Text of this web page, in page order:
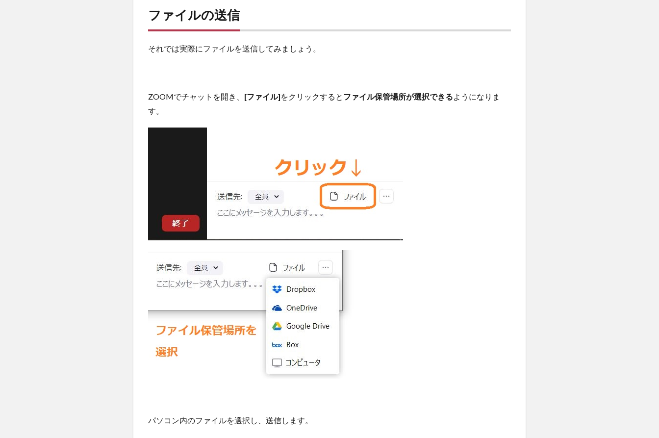
ファイルの送信
それでは実際にファイルを送信してみましょう。
ZOOMでチャットを開き、 [ファイル]をクリックすると ファイル保管場所が選択できるようになりま
す。
パソコン内のファイルを選択し、送信します。